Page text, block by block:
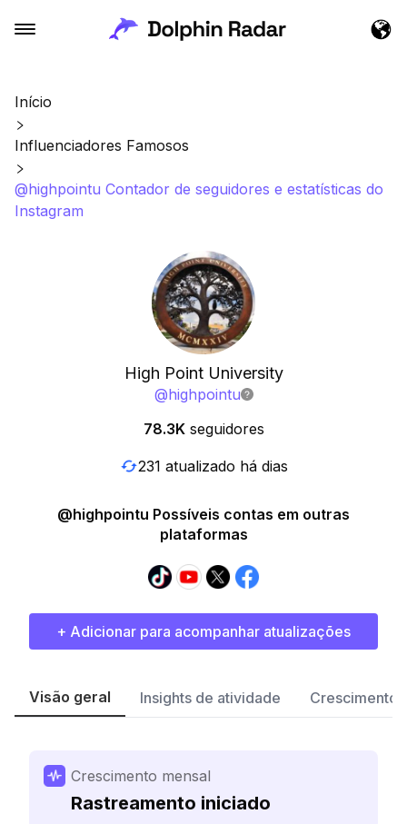
Início
Influenciadores Famosos
@highpointu Contador de seguidores e estatísticas do
Instagram
High Point University
@highpointu
78.3K seguidores
231 atualizado há dias
@highpointu Possíveis contas em outras
plataformas
+ Adicionar para acompanhar atualizações
Visão geral Insights de atividade Crescimento
Crescimento mensal
Rastreamento iniciado